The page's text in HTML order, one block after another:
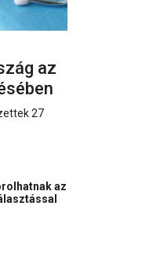
az
27
az